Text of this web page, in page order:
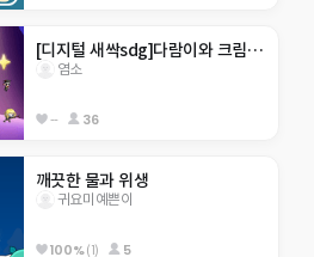
[디지털 새싹sdg]다람이와 크림이월드
염소
-- 36
깨끗한 물과 위생
귀요미예쁜이
100%(1) 5